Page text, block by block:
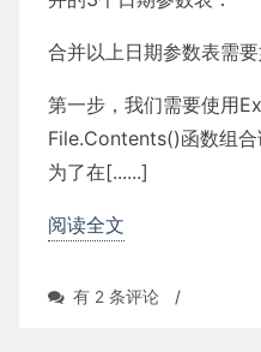
合并以上日期参数表需要
第一步，我们需要使用
File.Contents()函数组合
为了在[......]
阅读全文
合
有 2 条评论 /